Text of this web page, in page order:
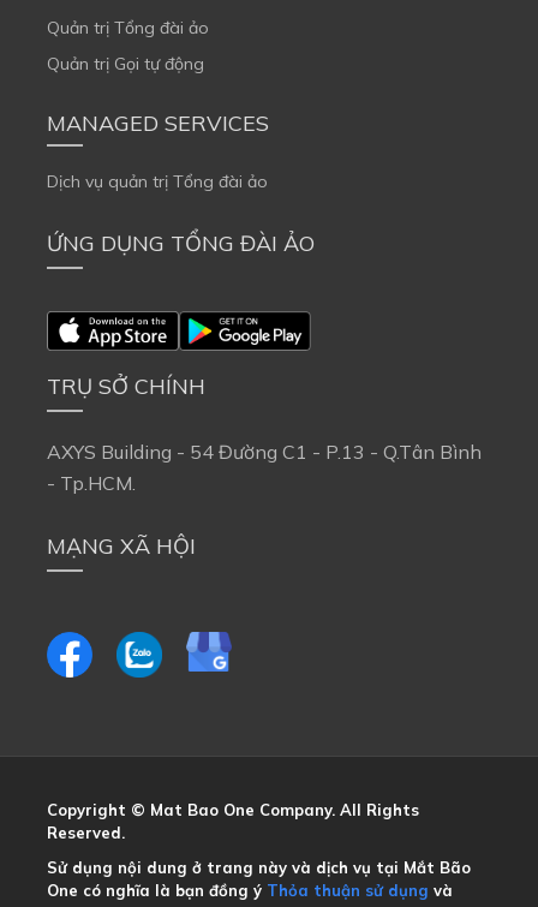
Quản trị Tổng đài ảo
Quản trị Gọi tự động
MANAGED SERVICES
Dịch vụ quản trị Tổng đài ảo
ỨNG DỤNG TỔNG ĐÀI ẢO
TRỤ SỞ CHÍNH
AXYS Building - 54 Đường C1 - P.13 - Q.Tân Bình
- Tp.HCM.
MẠNG XÃ HỘI
Copyright © Mat Bao One Company. All Rights
Reserved.
Sử dụng nội dung ở trang này và dịch vụ tại Mắt Bão
One có nghĩa là bạn đồng ý Thỏa thuận sử dụng và